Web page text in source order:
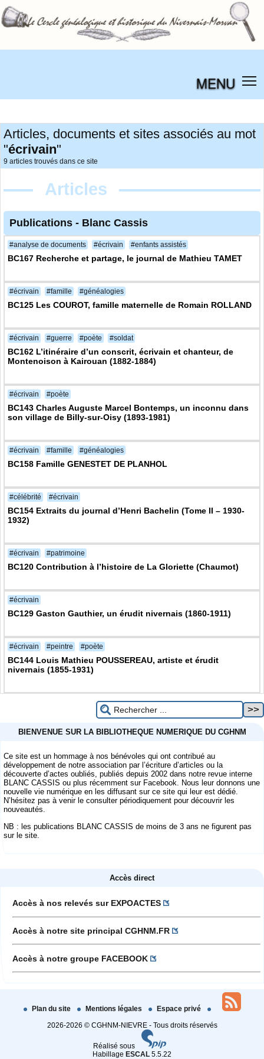
MENU
Articles, documents et sites associés au mot
"écrivain"
9 articles trouvés dans ce site
Articles
Publications - Blanc Cassis
#analyse de documents #écrivain #enfants assistés
BC167 Recherche et partage, le journal de Mathieu TAMET
#écrivain #famille #généalogies
BC125 Les COUROT, famille maternelle de Romain ROLLAND
#écrivain #guerre #poète #soldat
BC162 L’itinéraire d’un conscrit, écrivain et chanteur, de
Montenoison à Kairouan (1882-1884)
#écrivain #poète
BC143 Charles Auguste Marcel Bontemps, un inconnu dans
son village de Billy-sur-Oisy (1893-1981)
#écrivain #famille #généalogies
BC158 Famille GENESTET DE PLANHOL
#célébrité #écrivain
BC154 Extraits du journal d’Henri Bachelin (Tome II – 1930-
1932)
#écrivain #patrimoine
BC120 Contribution à l’histoire de La Gloriette (Chaumot)
#écrivain
BC129 Gaston Gauthier, un érudit nivernais (1860-1911)
#écrivain #peintre #poète
BC144 Louis Mathieu POUSSEREAU, artiste et érudit
nivernais (1855-1931)
BIENVENUE SUR LA BIBLIOTHEQUE NUMERIQUE DU CGHNM
Ce site est un hommage à nos bénévoles qui ont contribué au
développement de notre association par l’écriture d’articles ou la
découverte d’actes oubliés, publiés depuis 2002 dans notre revue interne
BLANC CASSIS ou plus récemment sur Facebook. Nous leur donnons une
nouvelle vie numérique en les diffusant sur ce site qui leur est dédié.
N’hésitez pas à venir le consulter périodiquement pour découvrir les
nouveautés.
NB : les publications BLANC CASSIS de moins de 3 ans ne figurent pas
sur le site.
Accès direct
Accès à nos relevés sur EXPOACTES
Accès à notre site principal CGHNM.FR
Accès à notre groupe FACEBOOK
Plan du site Mentions légales
Espace privé
2026-2026 © CGHNM-NIEVRE - Tous droits réservés
Réalisé sous
Habillage ESCAL 5.5.22